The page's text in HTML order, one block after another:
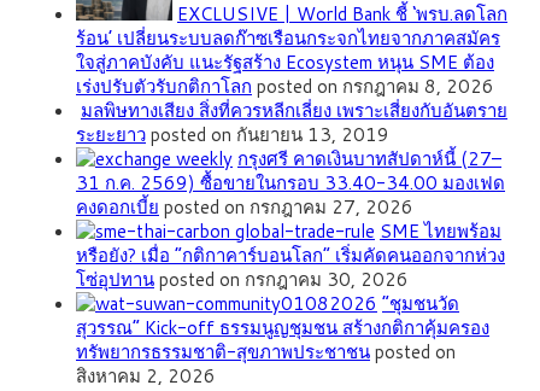
EXCLUSIVE | World Bank ชี้ ‘พรบ.ลดโลก
ร้อน’ เปลี่ยนระบบลดก๊าซเรือนกระจกไทยจากภาคสมัคร
ใจสู่ภาคบังคับ แนะรัฐสร้าง Ecosystem หนุน SME ต้อง
เร่งปรับตัวรับกติกาโลก posted on กรกฎาคม 8, 2026
มลพิษทางเสียง สิ่งที่ควรหลีกเลี่ยง เพราะเสี่ยงกับอันตราย
ระยะยาวposted on กันยายน 13, 2019
กรุงศรี คาดเงินบาทสัปดาห์นี้ (27–
31 ก.ค. 2569) ซื้อขายในกรอบ 33.40-34.00 มองเฟด
คงดอกเบี้ย posted on กรกฎาคม 27, 2026
SME ไทยพร้อม
หรือยัง? เมื่อ “กติกาคาร์บอนโลก” เริ่มคัดคนออกจากห่วง
โซ่อุปทานposted on กรกฎาคม 30, 2026
”ชุมชนวัด
สุวรรณ” Kick-off ธรรมนูญชุมชน สร้างกติกาคุ้มครอง
ทรัพยากรธรรมชาติ-สุขภาพประชาชนposted on
สิงหาคม 2, 2026